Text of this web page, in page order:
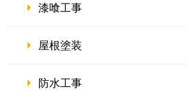
漆喰工事
屋根塗装
防水工事